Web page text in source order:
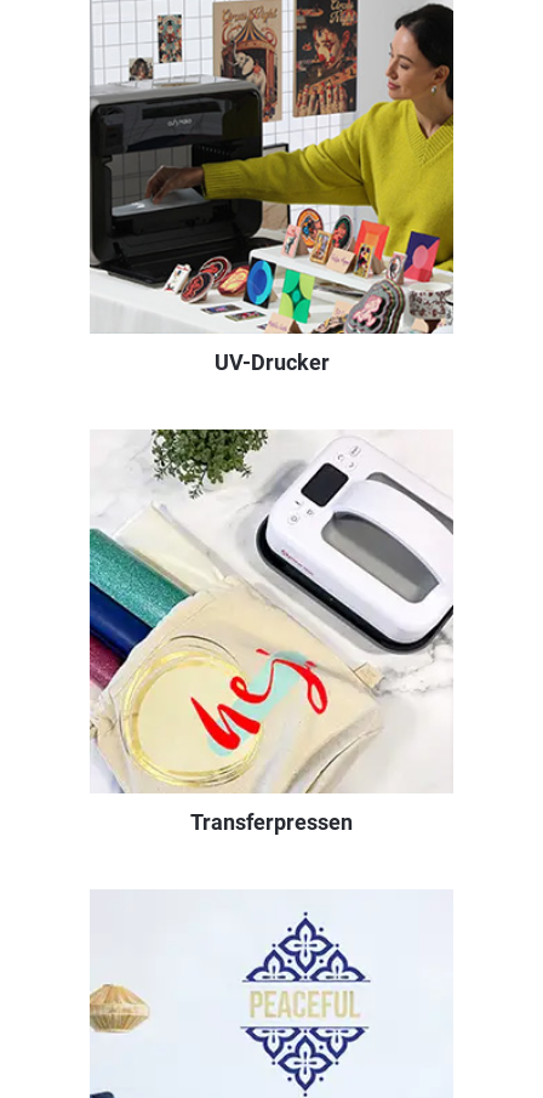
UV-Drucker
Transferpressen